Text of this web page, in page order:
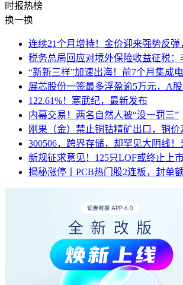
时报热榜
换一换
连续21个月增持！金价迎来强势反弹
税务总局回应对境外保险收益征税
“新新三样”加速出海！前7个月集成
展芯股份一签最多浮盈逾5万元，A
122.61%！寒武纪，最新发布
内幕交易！两名自然人被“没一罚三”
刚果（金）禁止铜钴精矿出口，铜
300506，跨界存储，却罕见大阴线
新规征求意见！125只LOF或终止上
揭秘涨停丨PCB热门股2连板，封单